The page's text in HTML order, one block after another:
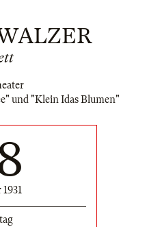
und "Klein Idas Blumen"